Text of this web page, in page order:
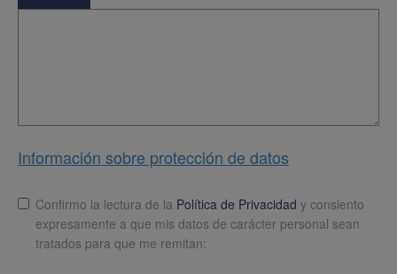
Información sobre protección de datos
LopdConfirmo la lectura de la Política de Privacidad y consiento
expresamente a que mis datos de carácter personal sean
tratados para que me remitan: